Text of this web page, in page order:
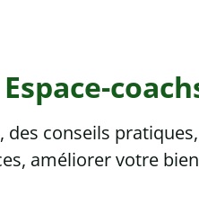
conseils
améliorer votre